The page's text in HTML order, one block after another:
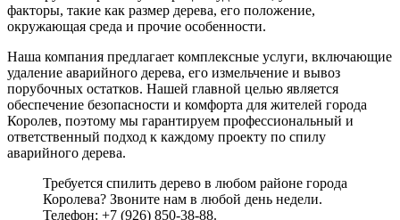
факторы, такие как размер дерева, его положение,
окружающая среда и прочие особенности.
Наша компания предлагает комплексные услуги, включающие
удаление аварийного дерева, его измельчение и вывоз
порубочных остатков. Нашей главной целью является
обеспечение безопасности и комфорта для жителей города
Королев, поэтому мы гарантируем профессиональный и
ответственный подход к каждому проекту по спилу
аварийного дерева.
Требуется спилить дерево в любом районе города
Королева? Звоните нам в любой день недели.
Телефон: +7 (926) 850-38-88.